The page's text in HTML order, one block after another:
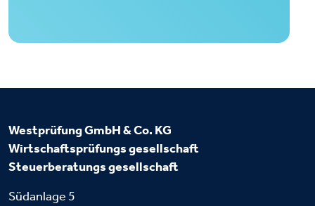
Westprüfung GmbH & Co. KG
Wirtschaftsprüfungsgesellschaft
Steuerberatungsgesellschaft
Südanlage 5